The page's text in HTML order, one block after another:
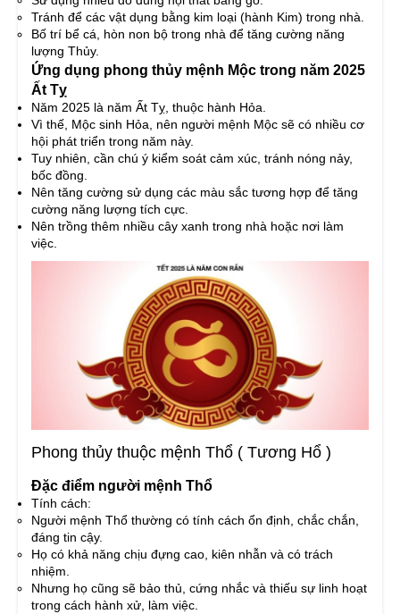
Tránh để các vật dụng bằng kim loại (hành Kim) trong nhà.
Bố trí bể cá, hòn non bộ trong nhà để tăng cường năng
lượng Thủy.
Ứng dụng phong thủy mệnh Mộc trong năm 2025
Ất Tỵ
Năm 2025 là năm Ất Tỵ, thuộc hành Hỏa.
Vì thế, Mộc sinh Hỏa, nên người mệnh Mộc sẽ có nhiều cơ
hội phát triển trong năm này.
Tuy nhiên, cần chú ý kiểm soát cảm xúc, tránh nóng nảy,
bốc đồng.
Nên tăng cường sử dụng các màu sắc tương hợp để tăng
cường năng lượng tích cực.
Nên trồng thêm nhiều cây xanh trong nhà hoặc nơi làm
việc.
Phong thủy thuộc mệnh Thổ ( Tương Hổ )
Đặc điểm người mệnh Thổ
Tính cách:
Người mệnh Thổ thường có tính cách ổn định, chắc chắn,
đáng tin cậy.
Họ có khả năng chịu đựng cao, kiên nhẫn và có trách
nhiệm.
Nhưng họ cũng sẽ bảo thủ, cứng nhắc và thiếu sự linh hoạt
trong cách hành xử, làm việc.